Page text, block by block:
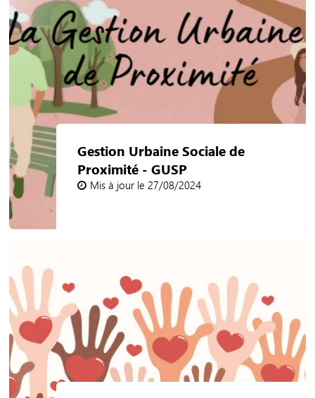
Gestion Urbaine Sociale de
Proximité - GUSP
Mis à jour le 27/08/2024